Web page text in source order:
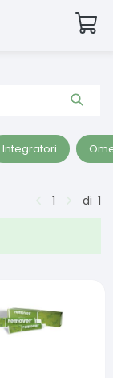
Integratori
1 di 1